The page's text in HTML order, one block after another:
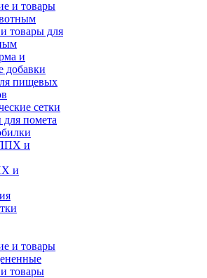
товары для
и
добавки
пищевых
сетки
помета
и
товары